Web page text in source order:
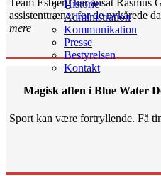
Historie
Administration
Kommunikation
Presse
Bestyrelsen
Kontakt
Team Esbjerg har ansat Rasmus
assistenttræner for de nykårede
mere
Magisk aften i Blue Water
Sport kan være fortryllende. Få